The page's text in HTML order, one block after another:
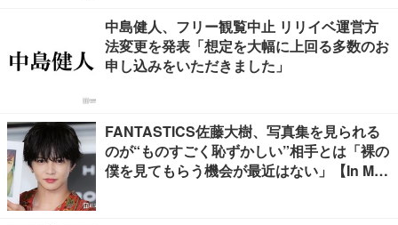
中島健人、フリー観覧中止 リリイベ運営方
法変更を発表「想定を大幅に上回る多数のお
申し込みをいただきました」
FANTASTICS佐藤大樹、写真集を見られる
のが“ものすごく恥ずかしい”相手とは「裸の
僕を見てもらう機会が最近はない」【In Moti